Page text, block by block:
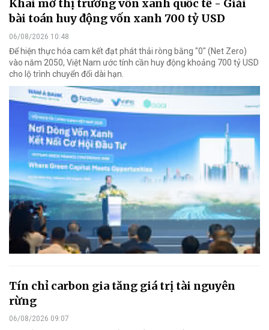
Khai mở thị trường vốn xanh quốc tế - Giải
bài toán huy động vốn xanh 700 tỷ USD
06/08/2026 10:48
Để hiện thực hóa cam kết đạt phát thải ròng bằng "0" (Net Zero)
vào năm 2050, Việt Nam ước tính cần huy động khoảng 700 tỷ USD
cho lộ trình chuyển đổi dài hạn.
Tín chỉ carbon gia tăng giá trị tài nguyên
rừng
06/08/2026 09:07